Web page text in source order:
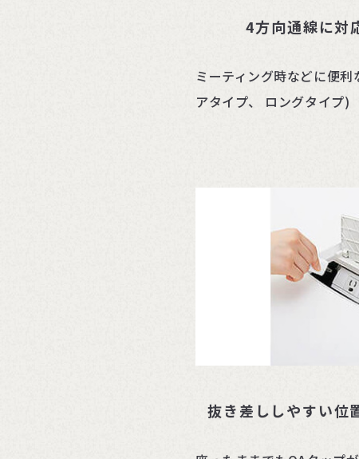
4方向通線に対
ミーティング時などに便
アタイプ、 ロングタイプ)
抜き差ししやすい位